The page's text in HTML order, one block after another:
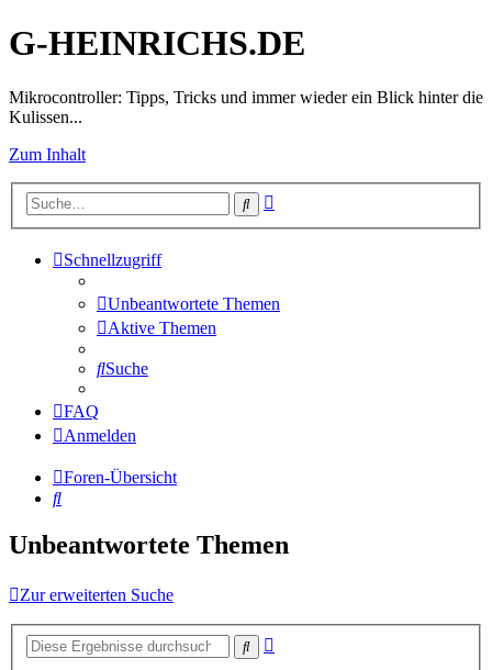
G-HEINRICHS.DE
Mikrocontroller: Tipps, Tricks und immer wieder ein Blick hinter die
Kulissen...
Zum Inhalt
Suche
Schnellzugriff
Unbeantwortete Themen
Aktive Themen
Suche
FAQ
Anmelden
Foren-Übersicht
Suche
Unbeantwortete Themen
Zur erweiterten Suche
Suche